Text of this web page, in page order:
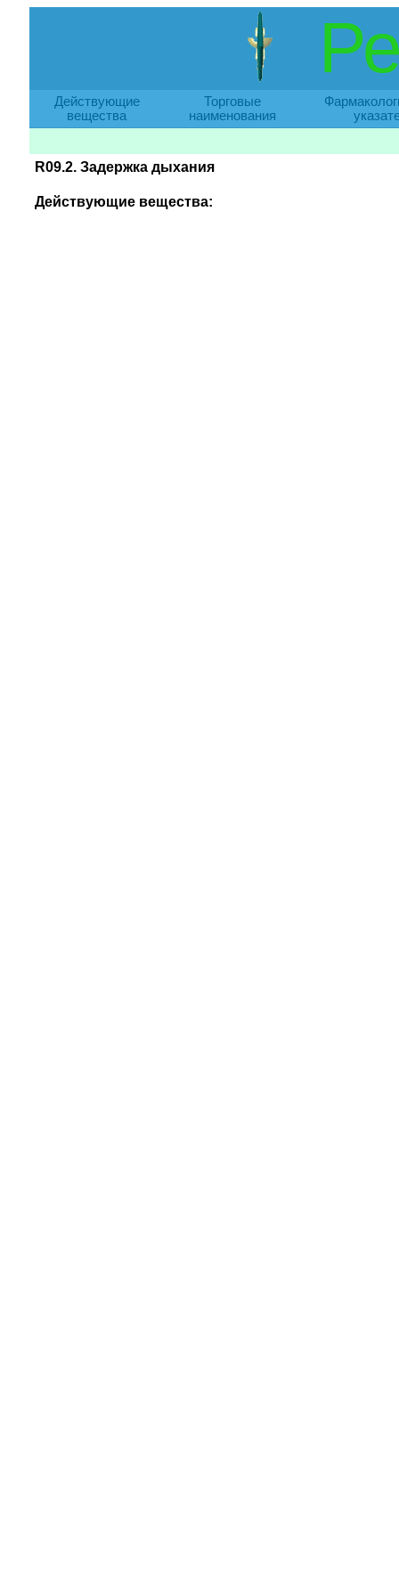
Действующие
вещества
Торговые
наименования
R09.2. Задержка дыхания
Действующие вещества: